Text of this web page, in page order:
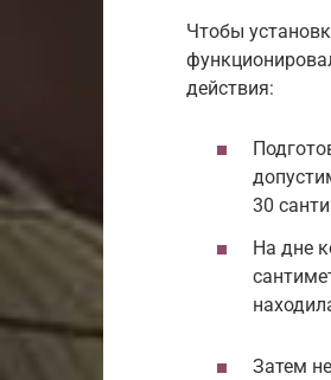
Чтобы
действия:
30
На дне
Затем